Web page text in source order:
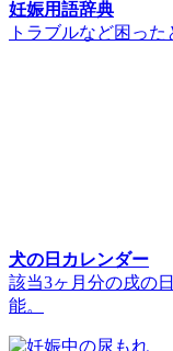
妊娠用語辞典
トラブルなど困っ
犬の日カレンダー
該当3ヶ月分の戌の
能。